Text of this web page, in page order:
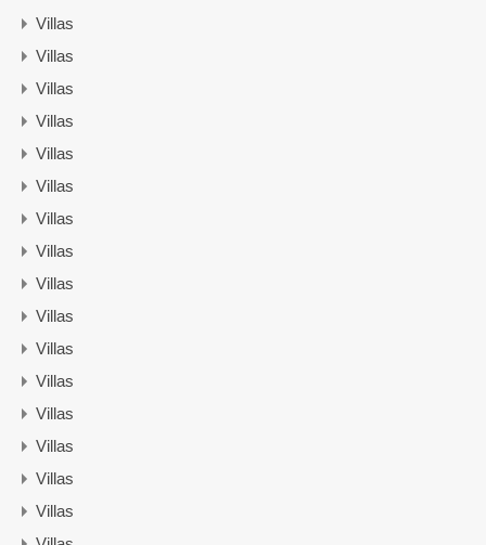
Villas
Villas
Villas
Villas
Villas
Villas
Villas
Villas
Villas
Villas
Villas
Villas
Villas
Villas
Villas
Villas